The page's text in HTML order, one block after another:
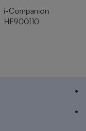
i-Companion
HF900110